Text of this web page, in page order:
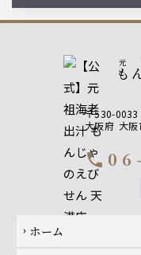
も
〒530-0033
大阪府 大
call
Footer navigation
chevron_right ホーム